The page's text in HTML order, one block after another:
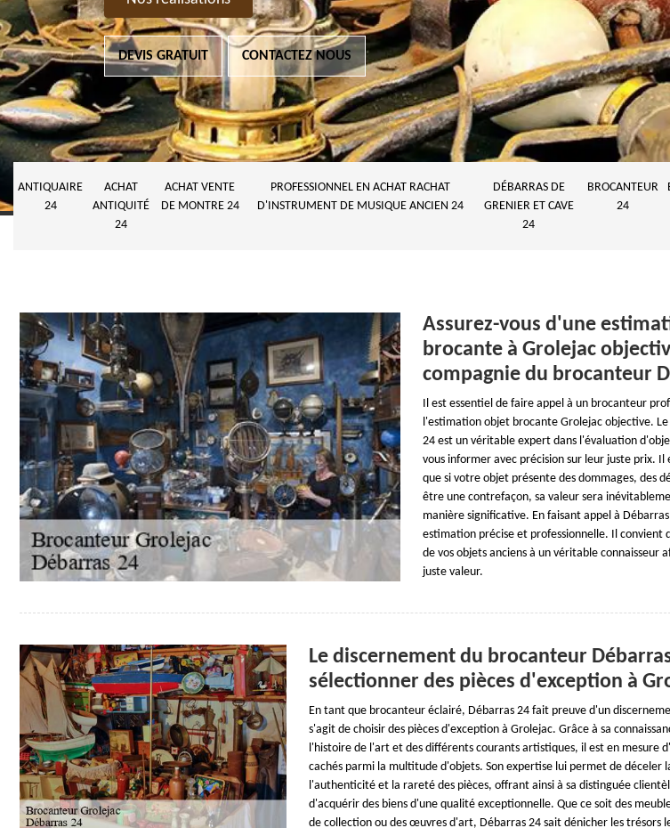
DEVIS GRATUIT CONTACTEZ NOUS
ANTIQUAIRE
24
ACHAT
ANTIQUITÉ
24
ACHAT VENTE
DE MONTRE 24
PROFESSIONNEL EN ACHAT RACHAT
D'INSTRUMENT DE MUSIQUE ANCIEN 24
DÉBARRAS DE
GRENIER ET CAVE
24
BROCANTEUR
24
Assurez-vous d'une
brocante à Grolejac
compagnie du brocanteur
Il est essentiel de faire appel à un brocanteur
l'estimation objet brocante Grolejac objective.
24 est un véritable expert dans l'évaluation
vous informer avec précision sur leur juste prix.
que si votre objet présente des dommages, des
être une contrefaçon, sa valeur sera
manière significative. En faisant appel à
estimation précise et professionnelle. Il convient
de vos objets anciens à un véritable connaisseur
juste valeur.
Le discernement du brocanteur
sélectionner des pièces d'exception à
En tant que brocanteur éclairé, Débarras 24 fait preuve d'un
s'agit de choisir des pièces d'exception à Grolejac. Grâce à sa
l'histoire de l'art et des différents courants artistiques, il est en mesure
cachés parmi la multitude d'objets. Son expertise lui permet de déceler
l'authenticité et la rareté des pièces, offrant ainsi à sa distinguée
d'acquérir des biens d'une qualité exceptionnelle. Que ce soit des
de collection ou des œuvres d'art, Débarras 24 sait dénicher les trésors